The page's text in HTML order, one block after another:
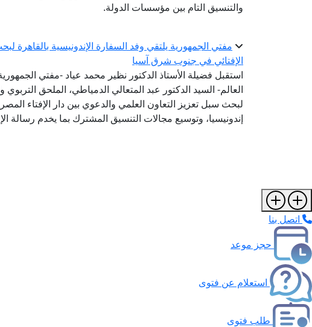
والتنسيق التام بين مؤسسات الدولة.
مفتي الجمهورية يلتقي وفد السفارة الإندونيسية بالقاهرة
الإفتائي في جنوب شرق آسيا
استقبل فضيلة الأستاذ الدكتور نظير محمد عياد -مفتي
العالم- السيد الدكتور عبد المتعالي الدمياطي، الملحق التربوي
لبحث سبل تعزيز التعاون العلمي والدعوي بين دار الإفتاء
إندونيسيا، وتوسيع مجالات التنسيق المشترك بما يخدم رسالة
اتصل بنا
حجز موعد
استعلام عن فتوى
طلب فتوى